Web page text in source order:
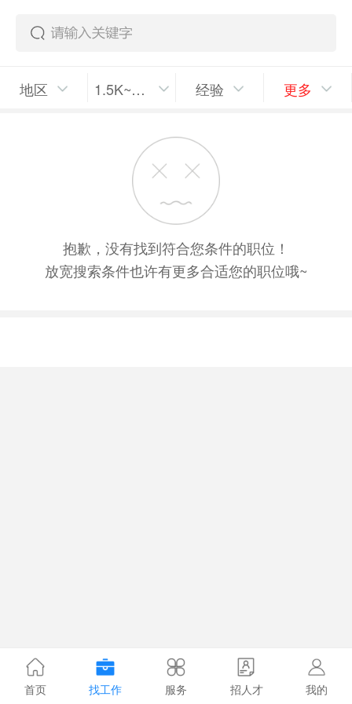
地区 1.5K~2K/月 经验 更多
抱歉，没有找到符合您条件的职位！
放宽搜索条件也许有更多合适您的职位哦~
首页 找工作 服务 招人才 我的